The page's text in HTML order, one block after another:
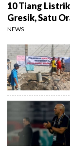
10 Tiang
Gresik, Satu
NEWS